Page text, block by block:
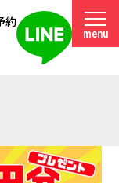
約
menu